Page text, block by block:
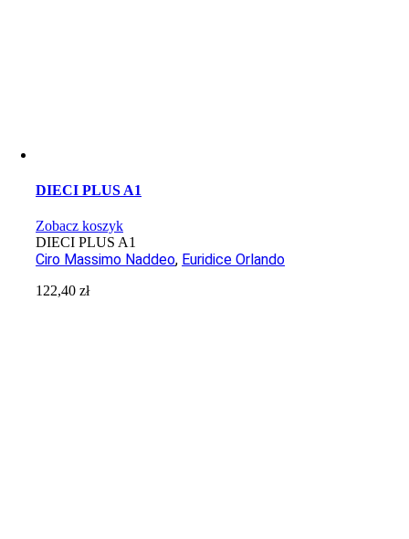
DIECI PLUS A1
Zobacz koszyk
DIECI PLUS A1
Ciro Massimo Naddeo, Euridice Orlando
122,40zł